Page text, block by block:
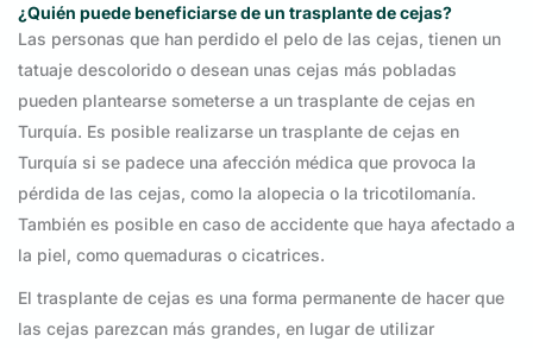
¿Quién puede beneficiarse de un trasplante de cejas?
Las personas que han perdido el pelo de las cejas, tienen un
tatuaje descolorido o desean unas cejas más pobladas
pueden plantearse someterse a un trasplante de cejas en
Turquía. Es posible realizarse un trasplante de cejas en
Turquía si se padece una afección médica que provoca la
pérdida de las cejas, como la alopecia o la tricotilomanía.
También es posible en caso de accidente que haya afectado a
la piel, como quemaduras o cicatrices.
El trasplante de cejas es una forma permanente de hacer que
las cejas parezcan más grandes, en lugar de utilizar